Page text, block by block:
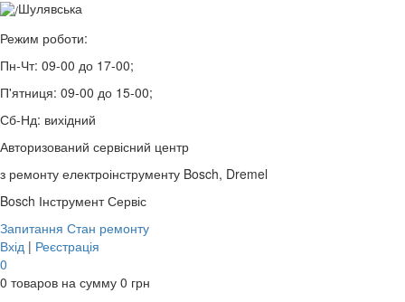
Шулявська
Режим роботи:
Пн-Чт: 09-00 до 17-00;
П'ятниця: 09-00 до 15-00;
Сб-Нд: вихідний
Авторизований сервісний центр
з ремонту електроінструменту Bosch, Dremel
Bosch Інструмент Сервіс
Запитання Стан ремонту
Вхід | Реєстрація
0
0 товаров на сумму 0 грн